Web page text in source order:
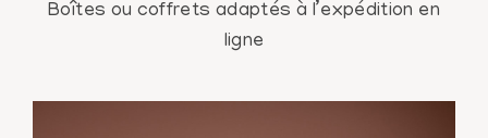
Boîtes ou coffrets adaptés à l’expédition en
ligne